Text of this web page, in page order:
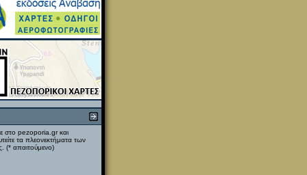
στο pezoporia.gr και
τα πλεονεκτήματα των
(* απαιτούμενο)